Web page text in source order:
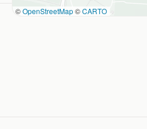
©OpenStreetMap©CARTO